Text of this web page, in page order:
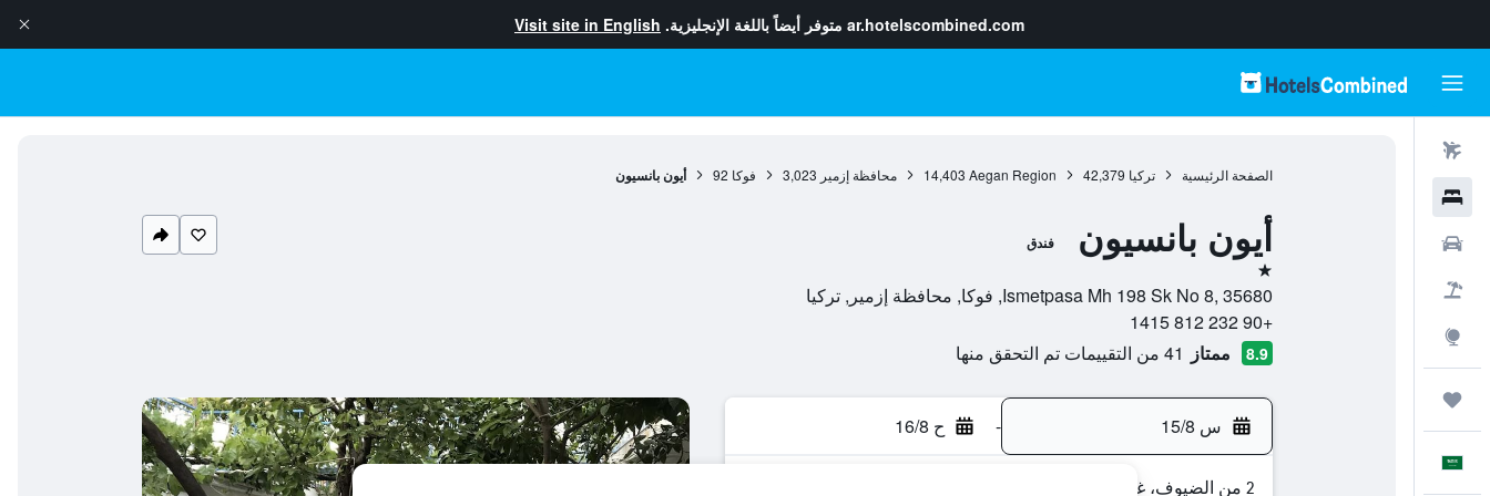
ar.hotelscombined.com متوفر أيضاً باللغة الإنجليزية. Visit site in English
الصفحة الرئيسية تركيا 42,379
Aegan Region
14,403 محافظة إزمير 3,023 فوكا 92 أيون بانسيون
أيون بانسيون فندق
نجمة واحدة
Ismetpasa Mh 198 Sk No 8, 35680, فوكا, محافظة إزمير, تركيا
+90 232 812 1415
8.9 ممتاز 41 من التقييمات تم التحقق منها
س 15/8 - ح 16/8
2 من الضيوف، غرفة واحدة